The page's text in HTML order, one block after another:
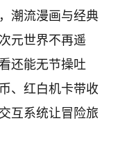
潮流漫画与经典
元世界不再遥
还能无节操吐
、红白机卡带收
互系统让冒险旅